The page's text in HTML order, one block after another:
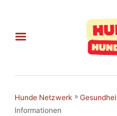
Hunde Netzwerk »
Informationen